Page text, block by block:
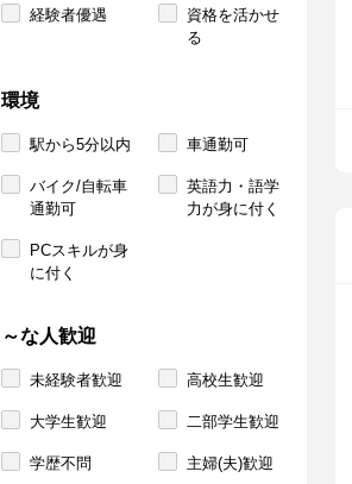
経験者優遇
資格を活かせ
る
環境
駅から5分以内 車通勤可
バイク/自転車
通勤可
英語力・語学
力が身に付く
PCスキルが身
に付く
～な人歓迎
未経験者歓迎 高校生歓迎
大学生歓迎 二部学生歓迎
学歴不問 主婦(夫)歓迎